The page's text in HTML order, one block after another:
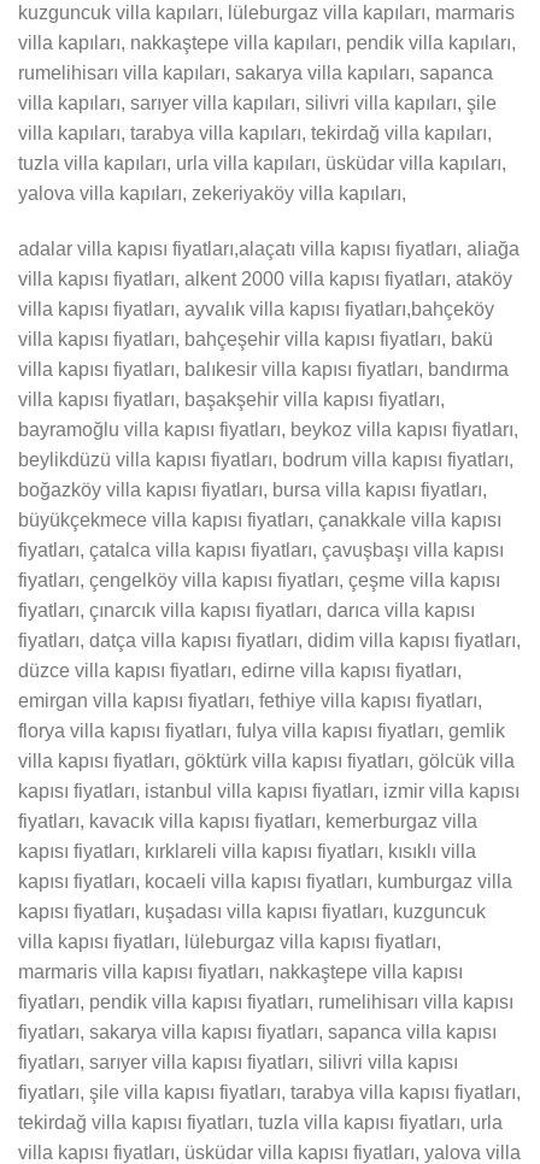
kuzguncuk villa kapıları, lüleburgaz villa kapıları, marmaris
villa kapıları, nakkaştepe villa kapıları, pendik villa kapıları,
rumelihisarı villa kapıları, sakarya villa kapıları, sapanca
villa kapıları, sarıyer villa kapıları, silivri villa kapıları, şile
villa kapıları, tarabya villa kapıları, tekirdağ villa kapıları,
tuzla villa kapıları, urla villa kapıları, üsküdar villa kapıları,
yalova villa kapıları, zekeriyaköy villa kapıları,
adalar villa kapısı fiyatları,alaçatı villa kapısı fiyatları, aliağa
villa kapısı fiyatları, alkent 2000 villa kapısı fiyatları, ataköy
villa kapısı fiyatları, ayvalık villa kapısı fiyatları,bahçeköy
villa kapısı fiyatları, bahçeşehir villa kapısı fiyatları, bakü
villa kapısı fiyatları, balıkesir villa kapısı fiyatları, bandırma
villa kapısı fiyatları, başakşehir villa kapısı fiyatları,
bayramoğlu villa kapısı fiyatları, beykoz villa kapısı fiyatları,
beylikdüzü villa kapısı fiyatları, bodrum villa kapısı fiyatları,
boğazköy villa kapısı fiyatları, bursa villa kapısı fiyatları,
büyükçekmece villa kapısı fiyatları, çanakkale villa kapısı
fiyatları, çatalca villa kapısı fiyatları, çavuşbaşı villa kapısı
fiyatları, çengelköy villa kapısı fiyatları, çeşme villa kapısı
fiyatları, çınarcık villa kapısı fiyatları, darıca villa kapısı
fiyatları, datça villa kapısı fiyatları, didim villa kapısı fiyatları,
düzce villa kapısı fiyatları, edirne villa kapısı fiyatları,
emirgan villa kapısı fiyatları, fethiye villa kapısı fiyatları,
florya villa kapısı fiyatları, fulya villa kapısı fiyatları, gemlik
villa kapısı fiyatları, göktürk villa kapısı fiyatları, gölcük villa
kapısı fiyatları, istanbul villa kapısı fiyatları, izmir villa kapısı
fiyatları, kavacık villa kapısı fiyatları, kemerburgaz villa
kapısı fiyatları, kırklareli villa kapısı fiyatları, kısıklı villa
kapısı fiyatları, kocaeli villa kapısı fiyatları, kumburgaz villa
kapısı fiyatları, kuşadası villa kapısı fiyatları, kuzguncuk
villa kapısı fiyatları, lüleburgaz villa kapısı fiyatları,
marmaris villa kapısı fiyatları, nakkaştepe villa kapısı
fiyatları, pendik villa kapısı fiyatları, rumelihisarı villa kapısı
fiyatları, sakarya villa kapısı fiyatları, sapanca villa kapısı
fiyatları, sarıyer villa kapısı fiyatları, silivri villa kapısı
fiyatları, şile villa kapısı fiyatları, tarabya villa kapısı fiyatları,
tekirdağ villa kapısı fiyatları, tuzla villa kapısı fiyatları, urla
villa kapısı fiyatları, üsküdar villa kapısı fiyatları, yalova villa